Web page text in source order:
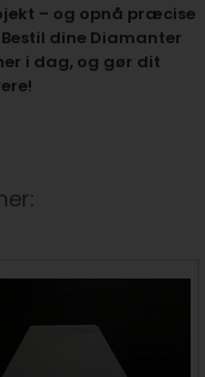
– og opnå præcise
dine Diamanter
i dag, og gør dit